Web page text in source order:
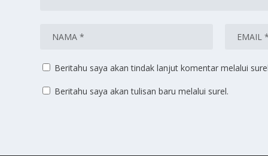
Beritahu saya akan tindak lanjut komentar melalui
Beritahu saya akan tulisan baru melalui surel.